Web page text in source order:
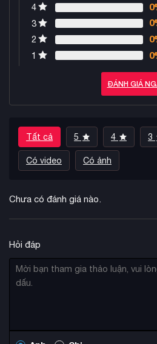
4
3
2
1
ĐÁNH GIÁ
Tất cả 5 4 3
Có video Có ảnh
Chưa có đánh giá nào.
Hỏi đáp